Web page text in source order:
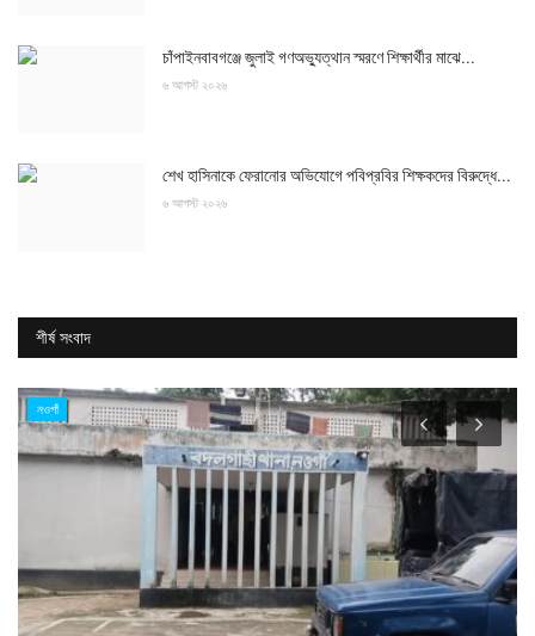
চাঁপাইনবাবগঞ্জে জুলাই গণঅভ্যুত্থান স্মরণে শিক্ষার্থীর মাঝে...
৬ আগস্ট ২০২৬
শেখ হাসিনাকে ফেরানোর অভিযোগে পবিপ্রবির শিক্ষকদের বিরুদ্ধে...
৬ আগস্ট ২০২৬
শীর্ষ সংবাদ
নওগাঁ